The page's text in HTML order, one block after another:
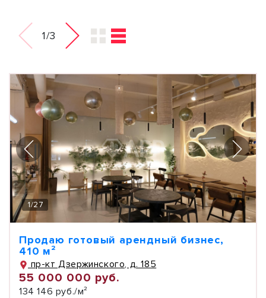
1/3
1/27
Продаю готовый арендный бизнес,
410 м²
пр-кт Дзержинского, д. 185
55 000 000 руб.
134 146 руб./м²